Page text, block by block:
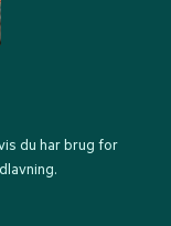
du har brug for